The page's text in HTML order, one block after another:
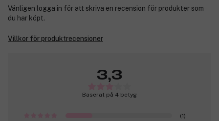
Vänligen logga in för att skriva en recension för produkter som
du har köpt.
Villkor för produktrecensioner
3,3
Baserat på 4 betyg
(1)